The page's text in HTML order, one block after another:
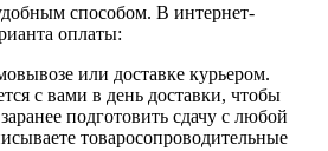
способом. В интернет-
оплаты:
или доставке курьером.
с вами в день доставки, чтобы
подготовить сдачу с любой
товаросопроводительные